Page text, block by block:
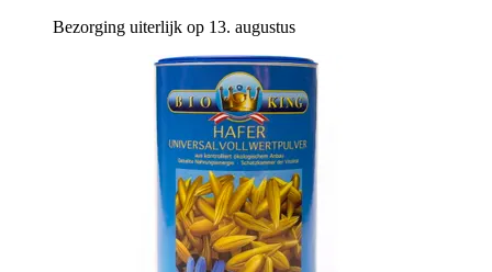
Bezorging uiterlijk op 13. augustus